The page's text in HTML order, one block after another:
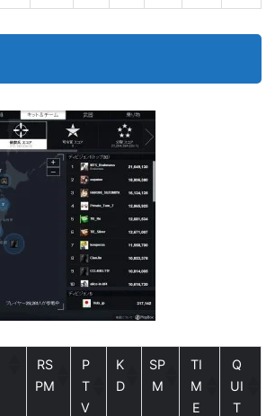
RS
PM
P
T
V
K
D
SP
M
TI
M
E
Q
UI
T